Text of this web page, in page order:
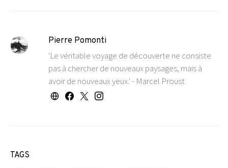
Pierre Pomonti
'Le véritable voyage de découverte ne consiste
pas à chercher de nouveaux paysages, mais à
avoir de nouveaux yeux.' - Marcel Proust
TAGS